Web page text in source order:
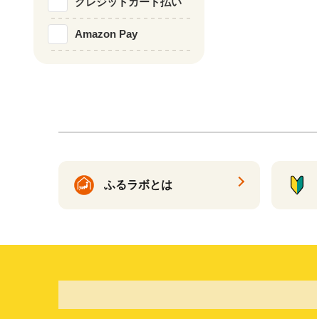
Amazon Pay
ふるラボとは